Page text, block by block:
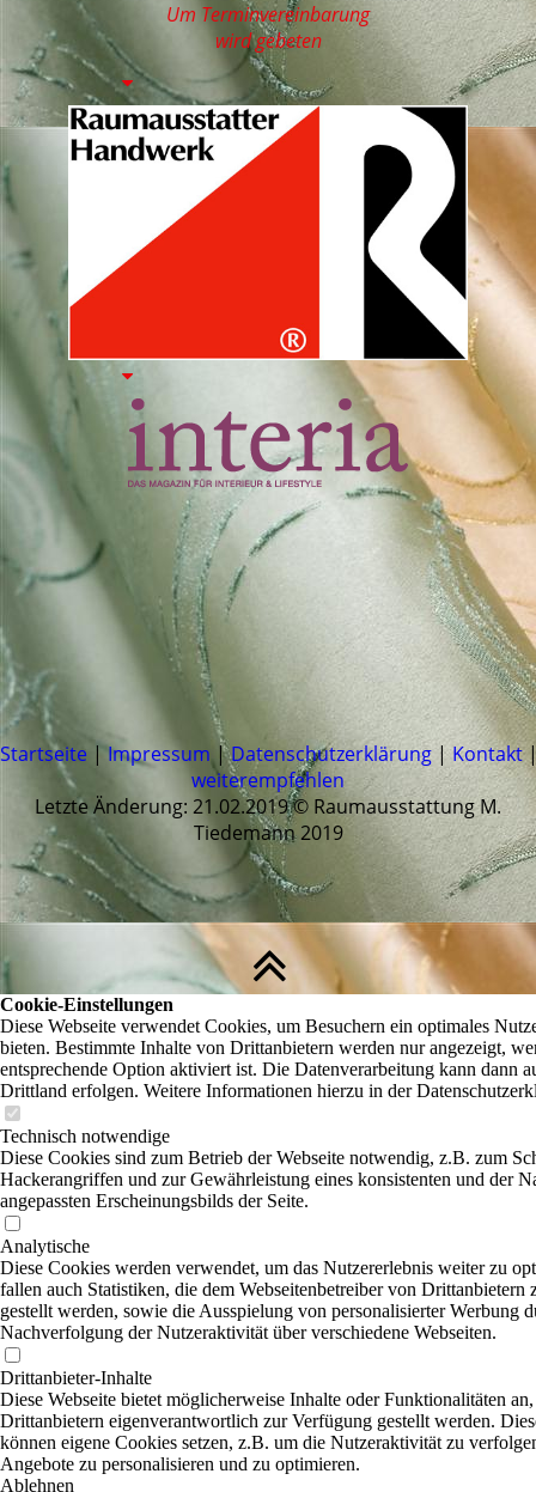
Um Terminvereinbarung
wird gebeten
Startseite | Impressum |Datenschutzerklärung |Kontakt
weiterempfehlen
Letzte Änderung: 21.02.2019 © Raumausstattung M.
Tiedemann 2019
Cookie-Einstellungen
Diese Webseite verwendet Cookies, um Besuchern ein optimales
bieten. Bestimmte Inhalte von Drittanbietern werden nur angezeigt,
entsprechende Option aktiviert ist. Die Datenverarbeitung kann dann
Drittland erfolgen. Weitere Informationen hierzu in der
Technisch notwendige
Diese Cookies sind zum Betrieb der Webseite notwendig, z.B. zum
Hackerangriffen und zur Gewährleistung eines konsistenten und der
angepassten Erscheinungsbilds der Seite.
Analytische
Diese Cookies werden verwendet, um das Nutzererlebnis weiter zu
fallen auch Statistiken, die dem Webseitenbetreiber von Drittanbietern
gestellt werden, sowie die Ausspielung von personalisierter Werbung
Nachverfolgung der Nutzeraktivität über verschiedene Webseiten.
Drittanbieter-Inhalte
Diese Webseite bietet möglicherweise Inhalte oder Funktionalitäten
Drittanbietern eigenverantwortlich zur Verfügung gestellt werden.
können eigene Cookies setzen, z.B. um die Nutzeraktivität zu
Angebote zu personalisieren und zu optimieren.
Ablehnen